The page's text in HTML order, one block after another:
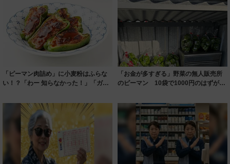
「ピーマン肉詰め」に小麦粉はふらな
い！？「わー 知らなかった！」「ガチ
「お金が多すぎる」野菜の無人販売所
のピーマン 10袋で1000円のはずが回